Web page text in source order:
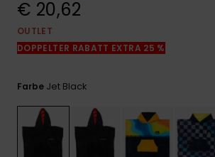
ansehen
€ 20,62
OUTLET
DOPPELTER RABATT EXTRA 25 %
Farbe Jet Black